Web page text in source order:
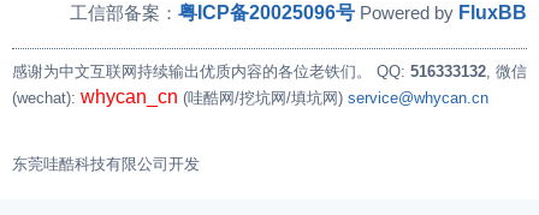
工信部备案： 粤ICP备20025096号 Powered by FluxBB
感谢为中文互联网持续输出优质内容的各位老铁们。 QQ: 516333132, 微信
(wechat): whycan_cn (哇酷网/挖坑网/填坑网) service@whycan.cn
东莞哇酷科技有限公司开发